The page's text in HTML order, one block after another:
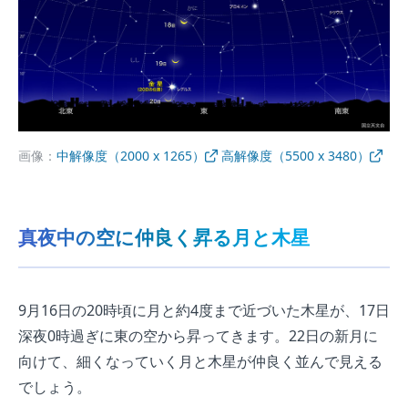
画像： 中解像度（2000 x 1265） 高解像度（5500 x 3480）
真夜中の空に仲良く昇る月と木星
9月16日の20時頃に月と約4度まで近づいた木星が、17日
深夜0時過ぎに東の空から昇ってきます。22日の新月に
向けて、細くなっていく月と木星が仲良く並んで見える
でしょう。